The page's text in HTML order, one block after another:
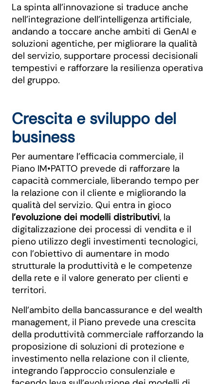
La spinta all’innovazione si traduce anche
nell’integrazione dell’intelligenza artificiale,
andando a toccare anche ambiti di GenAI e
soluzioni agentiche, per migliorare la qualità
del servizio, supportare processi decisionali
tempestivi e rafforzare la resilienza operativa
del gruppo.
Crescita e sviluppo del
business
Per aumentare l’efficacia commerciale, il
Piano IM•PATTO prevede di rafforzare la
capacità commerciale, liberando tempo per
la relazione con il cliente e migliorando la
qualità del servizio. Qui entra in gioco
l’evoluzione dei modelli distributivi, la
digitalizzazione dei processi di vendita e il
pieno utilizzo degli investimenti tecnologici,
con l’obiettivo di aumentare in modo
strutturale la produttività e le competenze
della rete e il valore generato per clienti e
territori.
Nell’ambito della bancassurance e del wealth
management, il Piano prevede una crescita
della produttività commerciale rafforzando la
proposizione di soluzioni di protezione e
investimento nella relazione con il cliente,
integrando l'approccio consulenziale e